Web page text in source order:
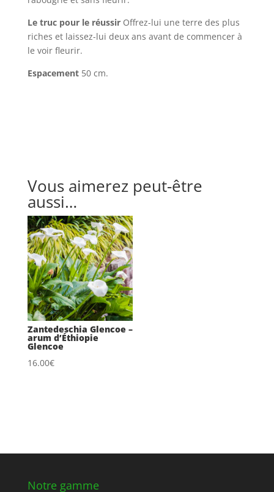
Le truc pour le réussirOffrez-lui une terre des plus
riches et laissez-lui deux ans avant de commencer à
le voir fleurir.
Espacement 50 cm.
Vous aimerez peut-être
aussi…
Zantedeschia Glencoe –
arum d’Éthiopie
Glencoe
16.00€
Notre gamme